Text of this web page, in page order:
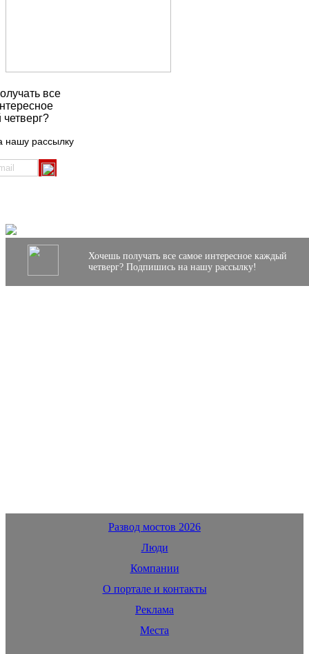
все
нашу рассылку
Хочешь получать все самое интересное каждый
четверг? Подпишись на нашу рассылку!
Развод мостов 2026
Люди
Компании
О портале и контакты
Реклама
Места